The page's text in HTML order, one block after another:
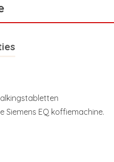
Siemens EQ koffiemachine.